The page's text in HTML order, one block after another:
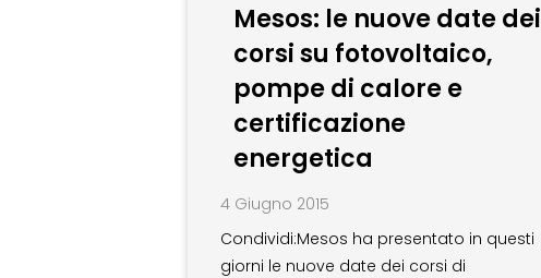
Mesos: le nuove date dei
corsi su fotovoltaico,
pompe di calore e
certificazione
energetica
4 Giugno 2015
Condividi:Mesos ha presentato in questi
giorni le nuove date dei corsi di